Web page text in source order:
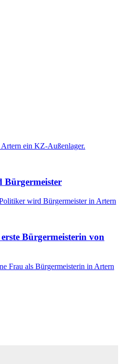
Artern ein KZ-Außenlager.
Bürgermeister
wird Bürgermeister in Artern
Bürgermeisterin von
Frau als Bürgermeisterin in Artern